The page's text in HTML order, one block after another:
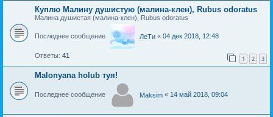
Куплю Малину душистую (малина-клен), Rubus odoratus
Малина душистая (малина-клен), Rubus odoratus
Последнее сообщение ЛеТи « 04 дек 2018, 12:48
Ответы: 41 1 2 3
Malonyana holub туя!
Последнее сообщение Maksim « 14 май 2018, 09:04